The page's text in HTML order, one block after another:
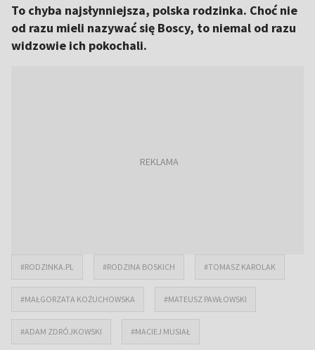
To chyba najsłynniejsza, polska rodzinka. Choć nie
od razu mieli nazywać się Boscy, to niemal od razu
widzowie ich pokochali.
#RODZINKA.PL #RODZINA BOSKICH #TOMASZ KAROLAK
#MAŁGORZATA KOŻUCHOWSKA #MATEUSZ PAWŁOWSKI
#ADAM ZDRÓJKOWSKI #MACIEJ MUSIAŁ